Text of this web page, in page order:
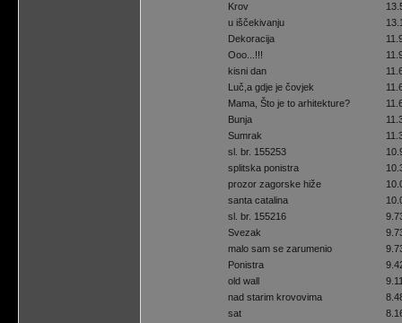
Krov
u iščekivanju
Dekoracija
Ooo...!!!
kisni dan
Luč,a gdje je čovjek
Mama, Što je to arhitekture?
Bunja
Sumrak
sl. br. 155253
splitska ponistra
prozor zagorske hiže
santa catalina
sl. br. 155216
Svezak
malo sam se zarumenio
Ponistra
old wall
nad starim krovovima
sat